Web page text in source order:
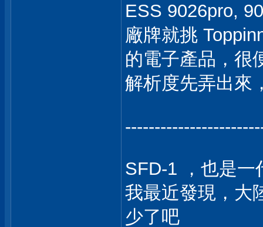
ESS 9026pro,
廠牌就挑
的電子產品，很
解析度先弄出來
SFD-1 ，也是一
我最近發現，大
少了吧